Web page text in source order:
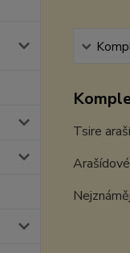
Tsire